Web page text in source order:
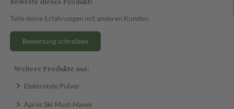
Teile deine Erfahrungen mit anderen Kunden.
Bewertung schreiben
Weitere Produkte aus:
Elektrolyte Pulver
Après Ski Must-Haves